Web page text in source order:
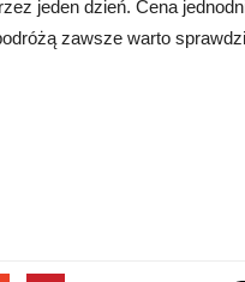
jeden dzień. Cena
zawsze warto